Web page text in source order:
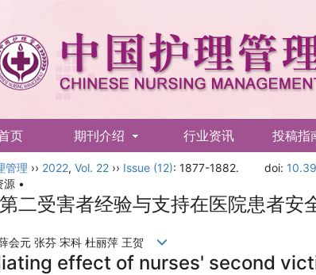
页 期刊介绍 行业资讯 投稿指
管理 ›› 2022, Vol. 22›› Issue (12): 1877-1882. doi:
源 •
二受害者经验与支持在医院患者安
会元 张芬 宋科 杜丽萍 王贺
effect of nurses' second